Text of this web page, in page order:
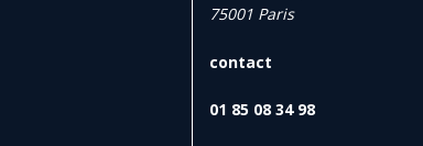
75001 Paris
contact
01 85 08 34 98